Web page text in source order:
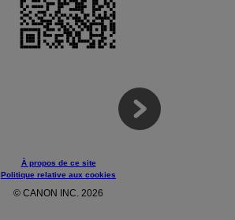
À propos de ce site
Politique relative aux cookies
© CANON INC. 2026